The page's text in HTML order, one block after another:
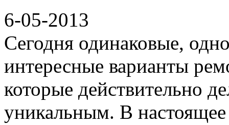
6-05-2013
Сегодня одинаковые,
интересные варианты
которые действительно
уникальным. В